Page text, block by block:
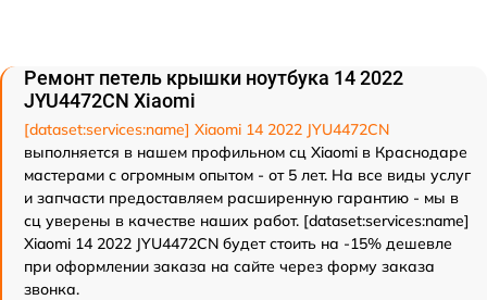
Ремонт петель крышки ноутбука 14 2022
JYU4472CN Xiaomi
[dataset:services:name] Xiaomi 14 2022 JYU4472CN
выполняется в нашем профильном сц Xiaomi в Краснодаре
мастерами с огромным опытом - от 5 лет. На все виды услуг
и запчасти предоставляем расширенную гарантию - мы в
сц уверены в качестве наших работ. [dataset:services:name]
Xiaomi 14 2022 JYU4472CN будет стоить на -15% дешевле
при оформлении заказа на сайте через форму заказа
звонка.